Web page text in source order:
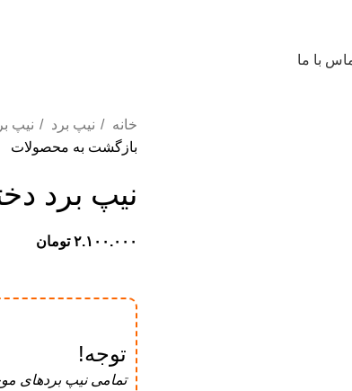
با ما
خانه نیپ برد نیپ
بازگشت به محصولات
نیپ برد
تومان
توجه!
تمامی نیپ برد‌های